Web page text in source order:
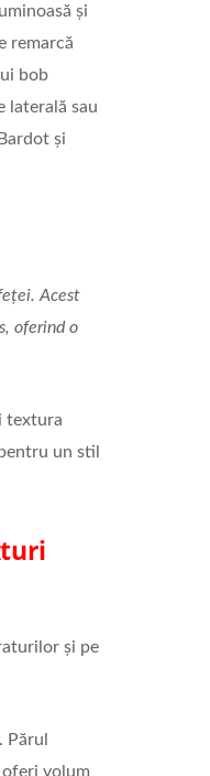
și
remarcă
bob
laterală sau
și
Acest
oferind o
textura
un stil
și pe
volum